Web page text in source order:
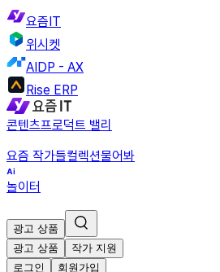
요즘IT
위시켓
AIDP - AX
Rise ERP
콘텐츠프로덕트 밸리
요즘 작가들컬렉션물어봐
놀이터
광고 상품
광고 상품
작가 지원
로그인
회원가입